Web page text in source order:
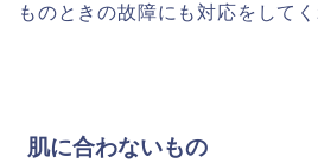
ものときの故障にも対応をしてく
肌に合わないもの